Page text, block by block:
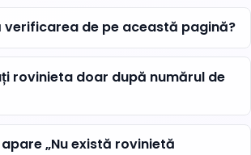
verificarea de pe această pagină?
rovinieta doar după numărul de
„Nu există rovinietă